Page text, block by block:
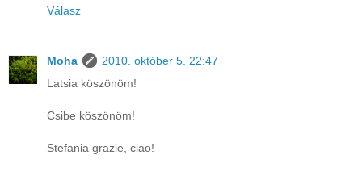
Válasz
Moha
2010. október 5. 22:47
Latsia köszönöm!
Csibe köszönöm!
Stefania grazie, ciao!